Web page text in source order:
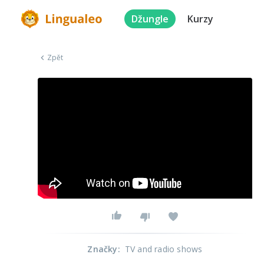
Džungle Kurzy
Zpět
Značky: TV and radio shows